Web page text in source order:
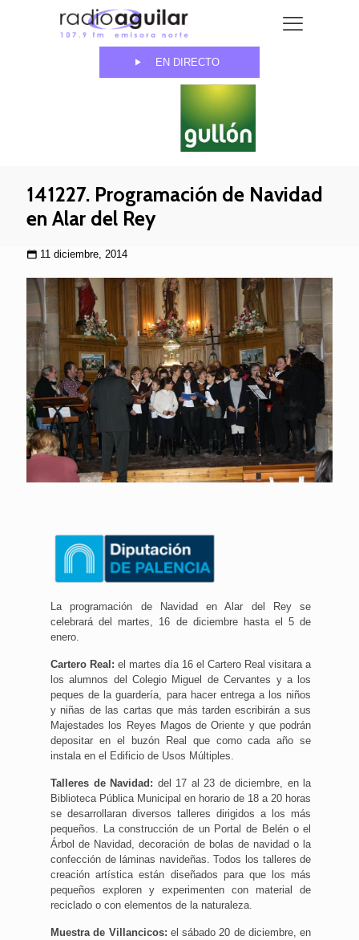
EN DIRECTO
141227. Programación de Navidad
en Alar del Rey
11 diciembre, 2014
La programación de Navidad en Alar del Rey se
celebrará del martes, 16 de diciembre hasta el 5 de
enero.
Cartero Real: el martes día 16 el Cartero Real visitara a
los alumnos del Colegio Miguel de Cervantes y a los
peques de la guardería, para hacer entrega a los niños
y niñas de las cartas que más tarden escribirán a sus
Majestades los Reyes Magos de Oriente y que podrán
depositar en el buzón Real que como cada año se
instala en el Edificio de Usos Múltiples.
Talleres de Navidad: del 17 al 23 de diciembre, en la
Biblioteca Pública Municipal en horario de 18 a 20 horas
se desarrollaran diversos talleres dirigidos a los más
pequeños. La construcción de un Portal de Belén o el
Árbol de Navidad, decoración de bolas de navidad o la
confección de láminas navideñas. Todos los talleres de
creación artística están diseñados para que los más
pequeños exploren y experimenten con material de
reciclado o con elementos de la naturaleza.
Muestra de Villancicos: el sábado 20 de diciembre, en